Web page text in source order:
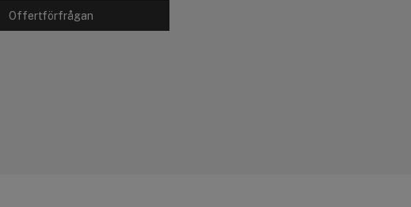
Offertförfrågan